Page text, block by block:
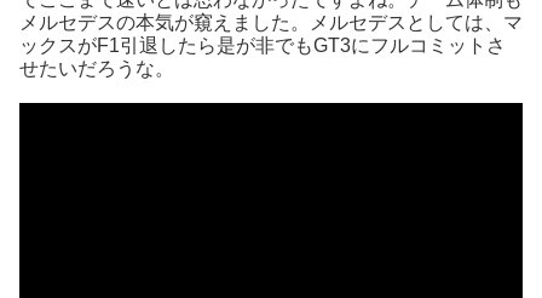
メルセデスの本気が窺えました。メルセデスとしては、マ
ックスがF1引退したら是が非でもGT3にフルコミットさ
せたいだろうな。